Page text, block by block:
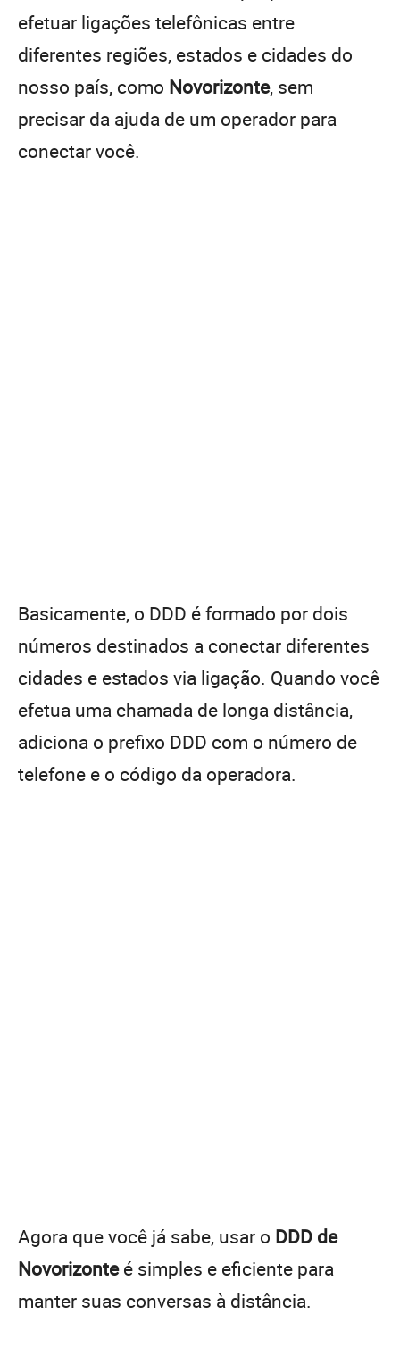
efetuar ligações telefônicas entre
diferentes regiões, estados e cidades do
nosso país, como Novorizonte, sem
precisar da ajuda de um operador para
conectar você.
Basicamente, o DDD é formado por dois
números destinados a conectar diferentes
cidades e estados via ligação. Quando você
efetua uma chamada de longa distância,
adiciona o prefixo DDD com o número de
telefone e o código da operadora.
Agora que você já sabe, usar o DDD de
Novorizonteé simples e eficiente para
manter suas conversas à distância.